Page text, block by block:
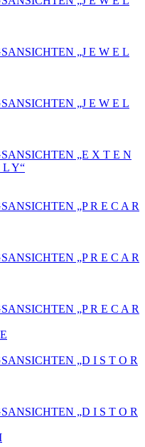
„J E W E L
„J E W E L
„E X T E N
L Y“
„P R E C A R
„P R E C A R
„P R E C A R
„D I S T O R
„D I S T O R